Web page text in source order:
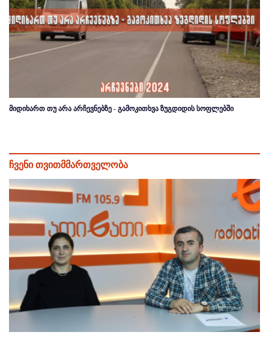
მიდიხართ თუ არა არჩევნებზე - გამოკითხვა ზუგდიდის სოფლებში
ჩვენი თვითმმართველობა